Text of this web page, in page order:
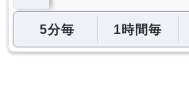
5分毎 1時間毎